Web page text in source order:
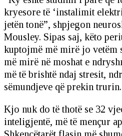
kryesore të ‘instalimit
jetën tonë”, shpjegon
Mousley. Sipas saj, këto
kuptojmë më mirë jo vetëm
më mirë në moshat e
më të brishtë ndaj stresit,
sëmundjeve që prekin trurin.
Kjo nuk do të thotë se 32
inteligjentë, më të mençur